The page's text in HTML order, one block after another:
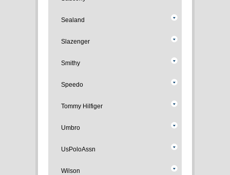
Sealand
Slazenger
Smithy
Speedo
Tommy Hilfiger
Umbro
UsPoloAssn
Wilson